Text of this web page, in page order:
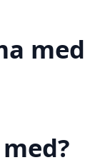
med